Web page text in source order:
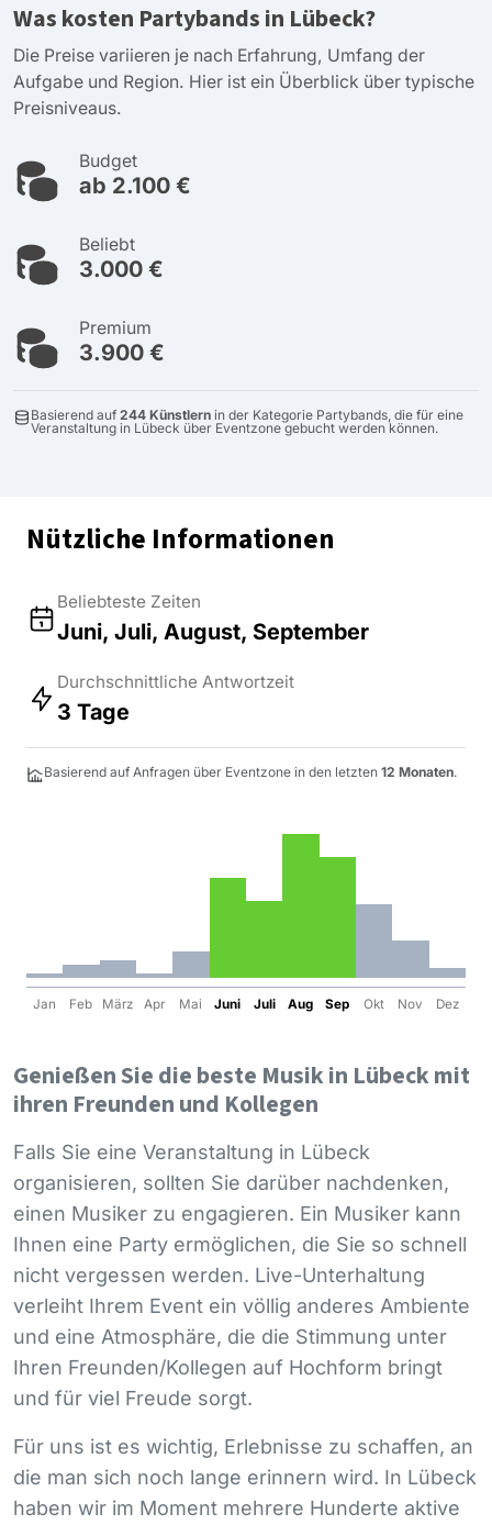
Was kosten Partybands in Lübeck?
Die Preise variieren je nach Erfahrung, Umfang der
Aufgabe und Region. Hier ist ein Überblick über typische
Preisniveaus.
Budget
ab 2.100 €
Beliebt
3.000 €
Premium
3.900 €
Basierend auf 244 Künstlern in der Kategorie Partybands, die für eine
Veranstaltung in Lübeck über Eventzone gebucht werden können.
Nützliche Informationen
Beliebteste Zeiten
Juni, Juli, August, September
Durchschnittliche Antwortzeit
3 Tage
Basierend auf Anfragen über Eventzone in den letzten 12 Monaten.
Jan Feb März Apr Mai Juni Juli Aug Sep Okt Nov Dez
Genießen Sie die beste Musik in Lübeck mit
ihren Freunden und Kollegen
Falls Sie eine Veranstaltung in Lübeck
organisieren, sollten Sie darüber nachdenken,
einen Musiker zu engagieren. Ein Musiker kann
Ihnen eine Party ermöglichen, die Sie so schnell
nicht vergessen werden. Live-Unterhaltung
verleiht Ihrem Event ein völlig anderes Ambiente
und eine Atmosphäre, die die Stimmung unter
Ihren Freunden/Kollegen auf Hochform bringt
und für viel Freude sorgt.
Für uns ist es wichtig, Erlebnisse zu schaffen, an
die man sich noch lange erinnern wird. In Lübeck
haben wir im Moment mehrere Hunderte aktive